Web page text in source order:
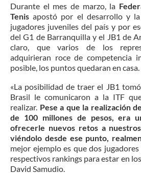
Durante el mes de marzo, la
Tenis apostó por el desarrollo y
jugadores juveniles del país y por
del G1 de Barranquilla y el JB1 de
claro, que varios de los
adquirieran roce de competencia
posible, los puntos quedaran en casa.
«La posibilidad de traer el JB1
Brasil le comunicaron a la ITF
realizar. Pese a que la realización
de 100 millones de pesos, era
ofrecerle nuevos retos a
viéndolo desde ese punto,
mejor ejemplo es que dos
respectivos rankings para estar en
David Samudio.